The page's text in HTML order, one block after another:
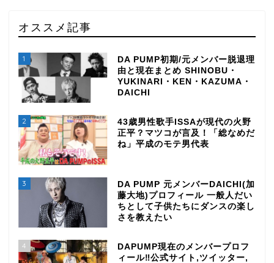
オススメ記事
1
DA PUMP初期/元メンバー脱退理
由と現在まとめ SHINOBU・
YUKINARI・KEN・KAZUMA・
DAICHI
2
43歳男性歌手ISSAが現代の火野
正平？マツコが言及！「総なめだ
ね」平成のモテ男代表
3
DA PUMP 元メンバーDAICHI(加
藤大地)プロフィール 一般人だい
ちとして子供たちにダンスの楽し
さを教えたい
4
DAPUMP現在のメンバープロフ
ィール‼公式サイト,ツイッター,